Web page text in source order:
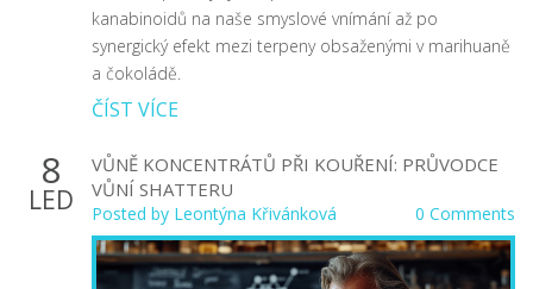
kanabinoidů na naše smyslové vnímání až po
synergický efekt mezi terpeny obsaženými v marihuaně
a čokoládě.
ČÍST VÍCE
8
LED
VŮNĚ KONCENTRÁTŮ PŘI KOUŘENÍ: PRŮVODCE
VŮNÍ SHATTERU
Posted by Leontýna Křivánková 0 Comments